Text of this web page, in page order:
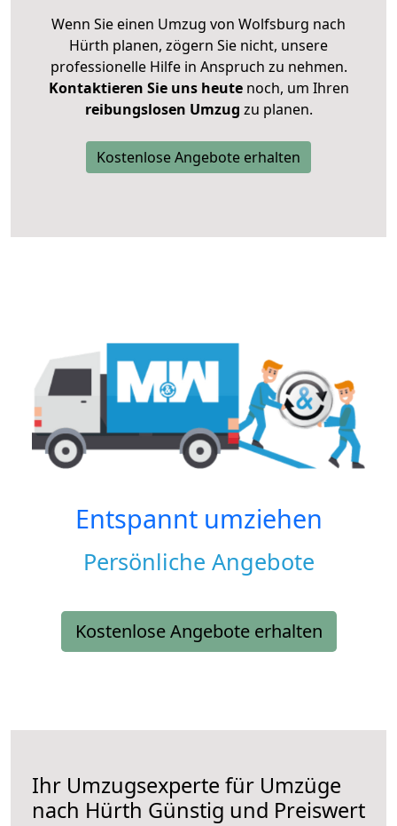
Wenn Sie einen Umzug von Wolfsburg nach
Hürth planen, zögern Sie nicht, unsere
professionelle Hilfe in Anspruch zu nehmen.
Kontaktieren Sie uns heutenoch, um Ihren
reibungslosen Umzug zu planen.
Kostenlose Angebote erhalten
Entspannt umziehen
Persönliche Angebote
Kostenlose Angebote erhalten
Ihr Umzugsexperte für Umzüge
nach Hürth Günstig und Preiswert